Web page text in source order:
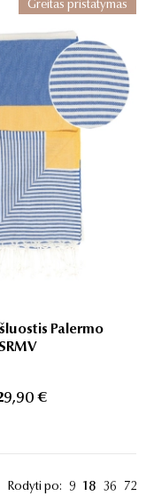
Greitas pristatymas
Palermo
€
Rodyti po: 9 18 36 72